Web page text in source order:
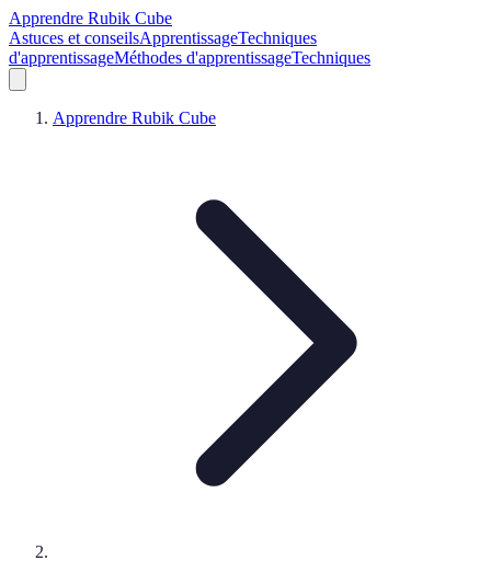
Apprendre Rubik Cube
Astuces et conseilsApprentissageTechniques
d'apprentissageMéthodes d'apprentissageTechniques
Apprendre Rubik Cube